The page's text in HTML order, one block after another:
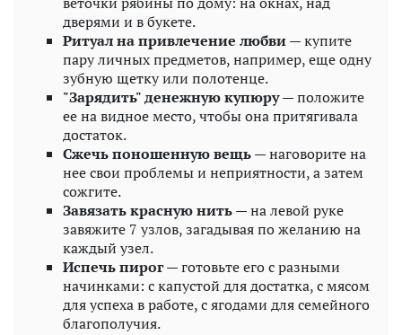
дверями и в букете.
Ритуал на привлечение любви— купите
пару личных предметов, например, еще одну
зубную щетку или полотенце.
"Зарядить" денежную купюру— положите
ее на видное место, чтобы она притягивала
достаток.
Сжечь поношенную вещь— наговорите на
нее свои проблемы и неприятности, а затем
сожгите.
Завязать красную нить— на левой руке
завяжите 7 узлов, загадывая по желанию на
каждый узел.
Испечь пирог— готовьте его с разными
начинками: с капустой для достатка, с мясом
для успеха в работе, с ягодами для семейного
благополучия.